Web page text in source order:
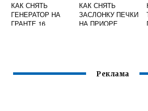
КАК СНЯТЬ
ГЕНЕРАТОР НА
ГРАНТЕ 16
КАК СНЯТЬ
ЗАСЛОНКУ ПЕЧКИ
НА ПРИОРЕ
Реклама